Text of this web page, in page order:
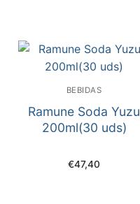
BEBIDAS
Ramune Soda Yuzu
200ml(30 uds)
€47,40